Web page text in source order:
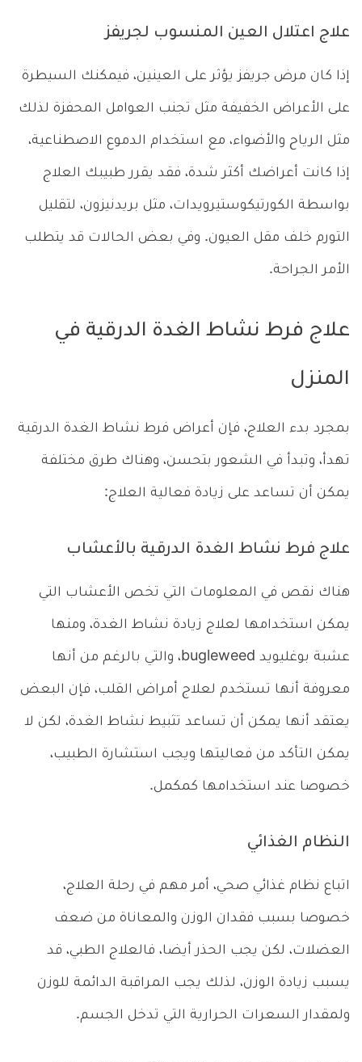
علاج اعتلال العين المنسوب لجريفز
إذا كان مرض جريفز يؤثر على العينين، فيمكنك السيطرة
على الأعراض الخفيفة مثل تجنب العوامل المحفزة لذلك
مثل الرياح والأضواء، مع استخدام الدموع الاصطناعية،
إذا كانت أعراضك أكثر شدة، فقد يقرر طبيبك العلاج
بواسطة الكورتيكوستيرويدات، مثل بريدنيزون، لتقليل
التورم خلف مقل العيون. وفي بعض الحالات قد يتطلب
الأمر الجراحة.
علاج فرط نشاط الغدة الدرقية في
المنزل
بمجرد بدء العلاج، فإن أعراض فرط نشاط الغدة الدرقية
تهدأ، وتبدأ في الشعور بتحسن، وهناك طرق مختلفة
يمكن أن تساعد على زيادة فعالية العلاج:
علاج فرط نشاط الغدة الدرقية بالأعشاب
هناك نقص في المعلومات التي تخص الأعشاب التي
يمكن استخدامها لعلاج زيادة نشاط الغدة، ومنها
عشبة بوغليويد bugleweed، والتي بالرغم من أنها
معروفة أنها تستخدم لعلاج أمراض القلب، فإن البعض
يعتقد أنها يمكن أن تساعد تثبيط نشاط الغدة، لكن لا
يمكن التأكد من فعاليتها ويجب استشارة الطبيب،
خصوصا عند استخدامها كمكمل.
النظام الغذائي
اتباع نظام غذائي صحي، أمر مهم في رحلة العلاج،
خصوصا بسبب فقدان الوزن والمعاناة من ضعف
العضلات، لكن يجب الحذر أيضا، فالعلاج الطبي، قد
يسبب زيادة الوزن، لذلك يجب المراقبة الدائمة للوزن
ولمقدار السعرات الحرارية التي تدخل الجسم.